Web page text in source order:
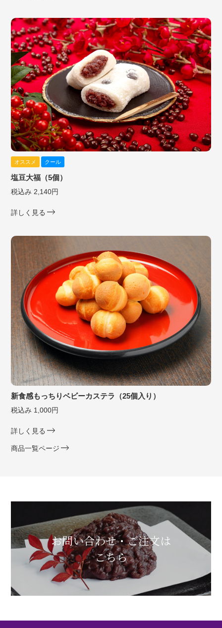
オススメ クール
塩豆大福（5個）
税込み 2,140円
詳しく見る
新食感もっちりベビーカステラ（25個入り）
税込み 1,000円
詳しく見る
商品一覧ページ
お問い合わせ・ご注文は
こちら